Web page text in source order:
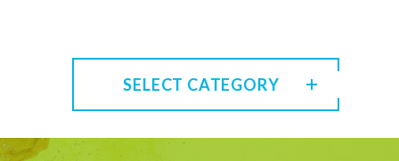
SELECT CATEGORY